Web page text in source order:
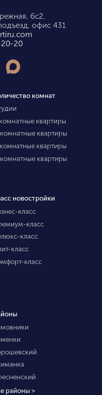
6с2,
офис 431
20-20
комнат
квартиры
квартиры
квартиры
квартиры
новостройки
класс
класс
класс
класс
класс
районы >